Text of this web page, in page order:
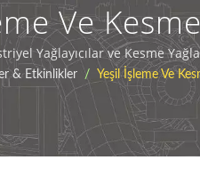
Ve
Kesme
Yağlayıcılar ve Kesme
& Etkinlikler / Yeşil İşleme Ve